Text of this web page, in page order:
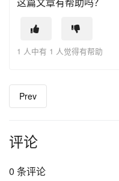
1 人中有 1 人觉得有帮助
Prev
评论
0 条评论